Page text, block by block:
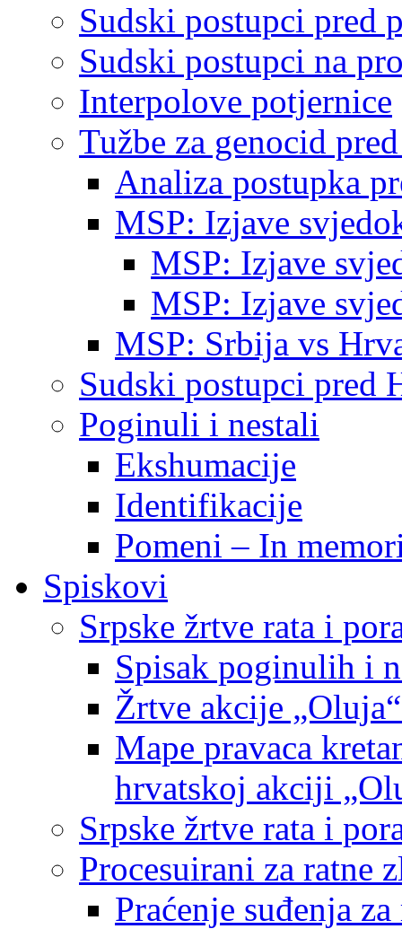
Sudski postupci pred
Sudski postupci na
Interpolove potjernice
Tužbe za genocid
Analiza postupka
MSP: Izjave
MSP: Izjave
MSP: Izjave
MSP: Srbija vs
Sudski postupci pred
Poginuli i nestali
Ekshumacije
Identifikacije
Pomeni – In
Spiskovi
Srpske žrtve rata i
Spisak poginulih i
Žrtve akcije
Mape pravaca
hrvatskoj akciji
Srpske žrtve rata i
Procesuirani za ratne
Praćenje suđenja